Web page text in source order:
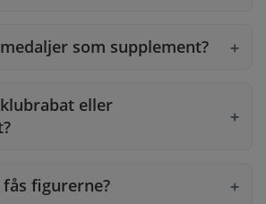
som supplement?
eller
figurerne?